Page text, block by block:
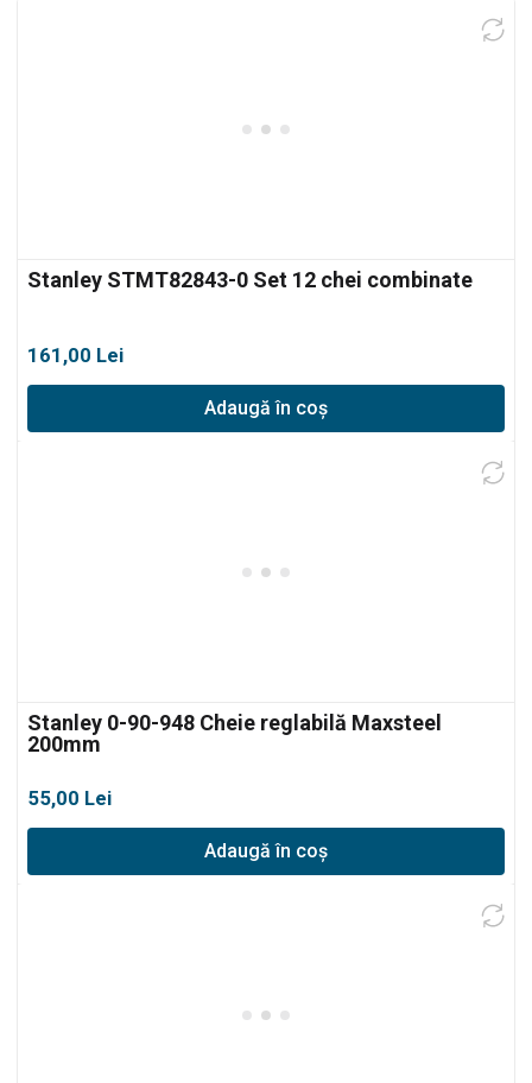
Stanley STMT82843-0 Set 12 chei combinate
161,00 Lei
Adaugă în coș
Stanley 0-90-948 Cheie reglabilă Maxsteel
200mm
55,00 Lei
Adaugă în coș